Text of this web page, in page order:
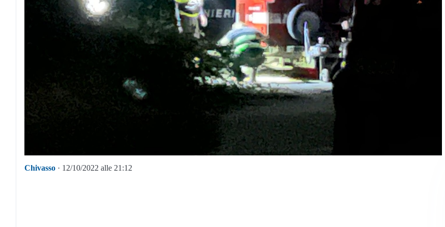
Chivasso · 12/10/2022 alle 21:12